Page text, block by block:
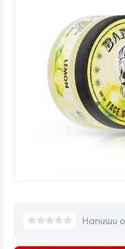
Напиши